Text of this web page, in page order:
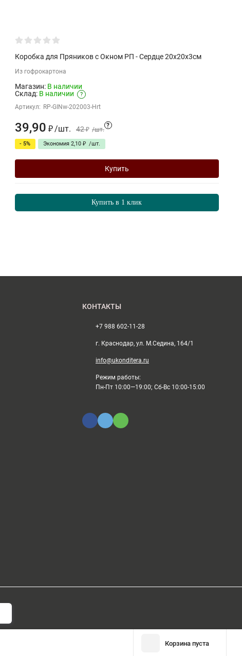
Коробка для Пряников с Окном РП - Сердце 20х20х3см
Из гофрокартона
Магазин: В наличии
Склад: В наличии ?
Артикул: RP-GINw-202003-Hrt
39,90 ₽/шт. 42 ₽ /шт.
?
- 5% Экономия 2,10 ₽ /шт.
Купить
Купить в 1 клик
КОНТАКТЫ
+7 988 602-11-28
г. Краснодар, ул. М.Седина, 164/1
info@ukonditera.ru
Режим работы:
Пн-Пт 10:00—19:00; Сб-Вс 10:00-15:00
Корзина пуста